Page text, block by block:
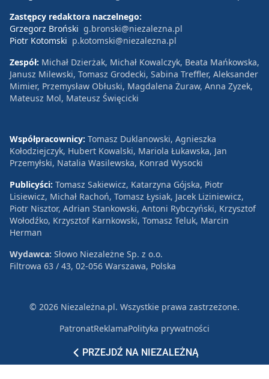
PRZEJDŹ NA NIEZALEŻNĄ
Zastępcy redaktora naczelnego:
Grzegorz Broński g.bronski@niezalezna.pl
Piotr Kotomski p.kotomski@niezalezna.pl
Zespół: Michał Dzierżak, Michał Kowalczyk, Beata Mańkowska,
Janusz Milewski, Tomasz Grodecki, Sabina Treffler, Aleksander
Mimier, Przemysław Obłuski, Magdalena Żuraw, Anna Zyzek,
Mateusz Mol, Mateusz Święcicki
Współpracownicy: Tomasz Duklanowski, Agnieszka
Kołodziejczyk, Hubert Kowalski, Mariola Łukawska, Jan
Przemyłski, Natalia Wasilewska, Konrad Wysocki
Publicyści: Tomasz Sakiewicz, Katarzyna Gójska, Piotr
Lisiewicz, Michał Rachoń, Tomasz Łysiak, Jacek Liziniewicz,
Piotr Nisztor, Adrian Stankowski, Antoni Rybczyński, Krzysztof
Wołodźko, Krzysztof Karnkowski, Tomasz Teluk, Marcin
Herman
Wydawca: Słowo Niezależne Sp. z o.o.
Filtrowa 63 / 43, 02-056 Warszawa, Polska
© 2026 Niezależna.pl. Wszystkie prawa zastrzeżone.
PatronatReklamaPolityka prywatności